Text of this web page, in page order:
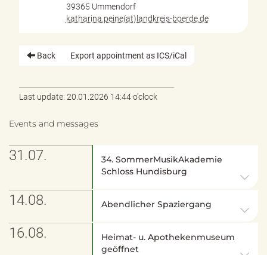
39365 Ummendorf
katharina.peine(at)landkreis-boerde.de
Back Export appointment as ICS/iCal
Last update: 20.01.2026 14:44 o'clock
Events and messages
31.07.
34. SommerMusikAkademie
Schloss Hundisburg
14.08. Abendlicher Spaziergang
16.08.
Heimat- u. Apothekenmuseum
geöffnet